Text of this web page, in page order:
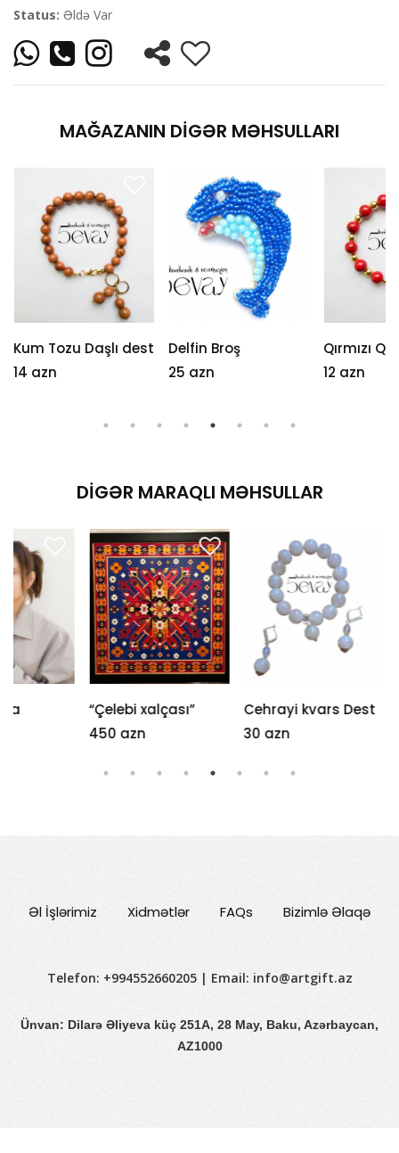
Status: Əldə Var
MAĞAZANIN DIGƏR MƏHSULLARI
Kum Tozu Daşlı dest
14 azn
Delfin Broş
25 azn
Qırmızı
12 azn
DIGƏR MARAQLI MƏHSULLAR
“Çelebi xalçası”
Cehrayi kvars Dest
Sırğa
Əl İşlərimiz Xidmətlər FAQs Bizimlə Əlaqə
Telefon: +994552660205 | Email: info@artgift.az
Ünvan: Dilarə Əliyeva küç 251A, 28 May, Baku, Azərbaycan,
AZ1000